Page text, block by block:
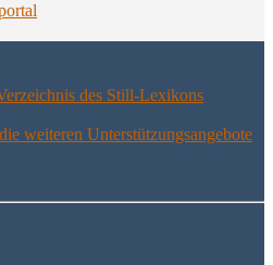
des Still-Lexikons
wei­te­ren Unter­stüt­zungs­an­ge­bo­te